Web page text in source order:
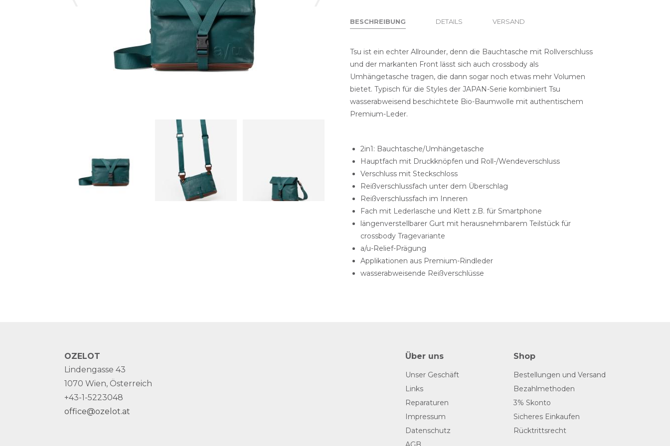
BESCHREIBUNG
(AKTIVER
DETAILS VERSAND
Tsu ist ein echter Allrounder, denn die Bauchtasche mit Rollverschluss
und der markanten Front lässt sich auch crossbody als
Umhängetasche tragen, die dann sogar noch etwas mehr Volumen
bietet. Typisch für die Styles der JAPAN-Serie kombiniert Tsu
wasserabweisend beschichtete Bio-Baumwolle mit authentischem
Premium-Leder.
2in1: Bauchtasche/Umhängetasche
Hauptfach mit Druckknöpfen und Roll-/Wendeverschluss
Verschluss mit Steckschloss
Reißverschlussfach unter dem Überschlag
Reißverschlussfach im Inneren
Fach mit Lederlasche und Klett z.B. für Smartphone
längenverstellbarer Gurt mit herausnehmbarem Teilstück für
crossbody Tragevariante
a/u-Relief-Prägung
Applikationen aus Premium-Rindleder
wasserabweisende Reißverschlüsse
OZELOT
Lindengasse 43
1070 Wien, Österreich
+43-1-5223048
office@ozelot.at
Über uns
Unser Geschäft
Links
Reparaturen
Impressum
Datenschutz
Shop
Bestellungen und Versand
Bezahlmethoden
3% Skonto
Sicheres Einkaufen
Rücktrittsrecht